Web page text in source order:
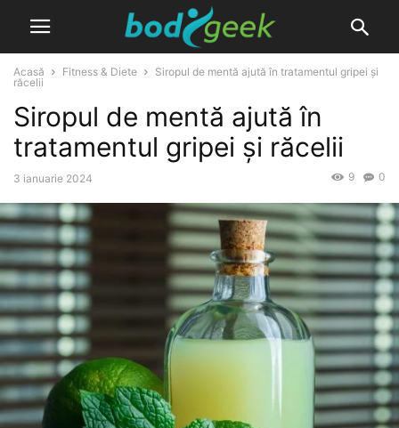
Acasă Fitness & Diete
Siropul de mentă ajută în tratamentul gripei și
răcelii
Siropul de mentă ajută în
tratamentul gripei și răcelii
3 ianuarie 2024 0
9